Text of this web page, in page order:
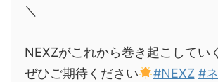
＼
NEXZがこれから巻き起こしてい
ぜひご期待ください
#NEXZ #